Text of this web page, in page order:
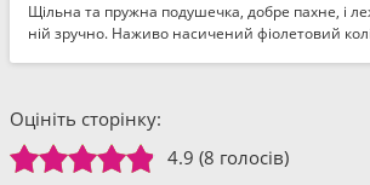
Щільна та пружна подушечка, добре пахне, і
ній зручно. Наживо насичений фіолетовий
Оцініть сторінку:
4.9 (8 голосів)